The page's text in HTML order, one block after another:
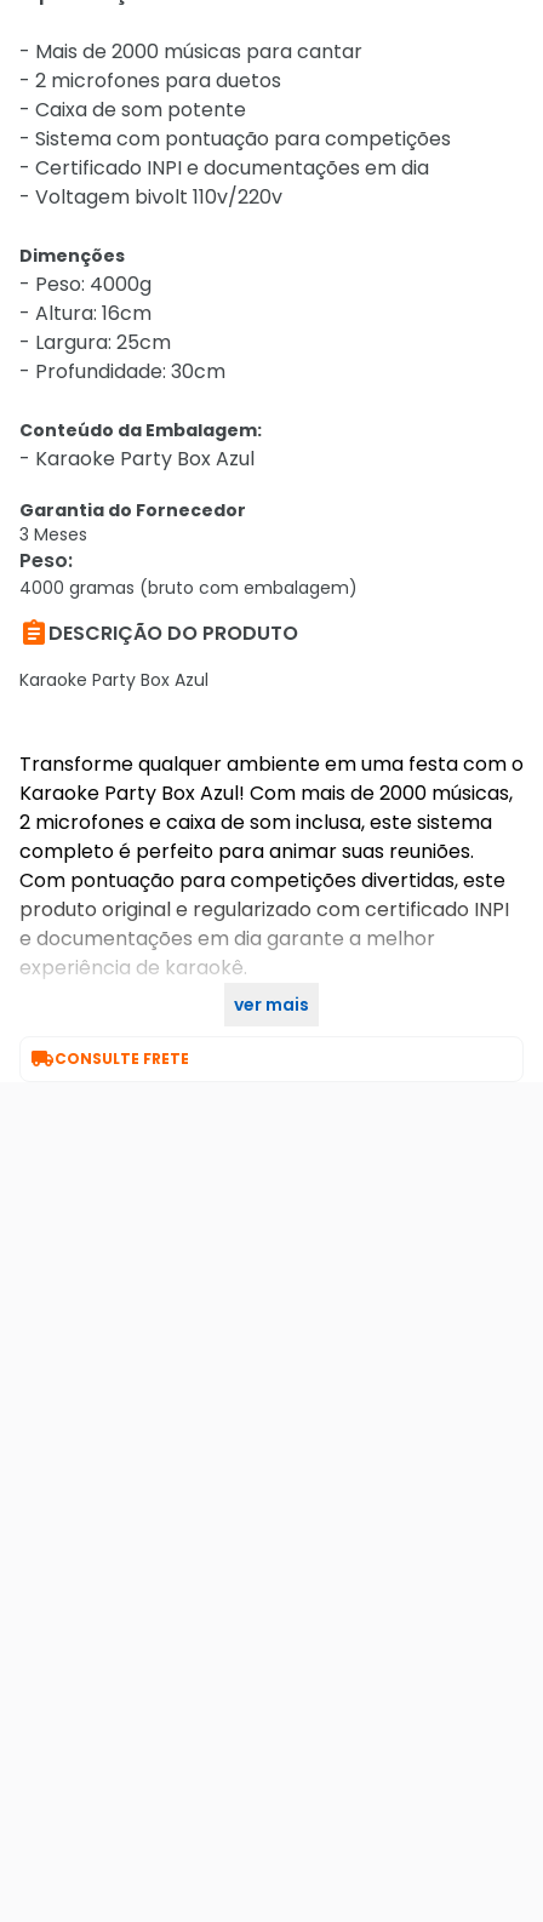
- Mais de 2000 músicas para cantar
- 2 microfones para duetos
- Caixa de som potente
- Sistema com pontuação para competições
- Certificado INPI e documentações em dia
- Voltagem bivolt 110v/220v
Dimenções
- Peso: 4000g
- Altura: 16cm
- Largura: 25cm
- Profundidade: 30cm
Conteúdo da Embalagem:
- Karaoke Party Box Azul
Garantia do Fornecedor
3 Meses
Peso:
4000 gramas (bruto com embalagem)
DESCRIÇÃO DO PRODUTO
Karaoke Party Box Azul
Transforme qualquer ambiente em uma festa com o
Karaoke Party Box Azul! Com mais de 2000 músicas,
2 microfones e caixa de som inclusa, este sistema
completo é perfeito para animar suas reuniões.
Com pontuação para competições divertidas, este
produto original e regularizado com certificado INPI
e documentações em dia garante a melhor
experiência de karaokê.
ver mais
CONSULTE FRETE